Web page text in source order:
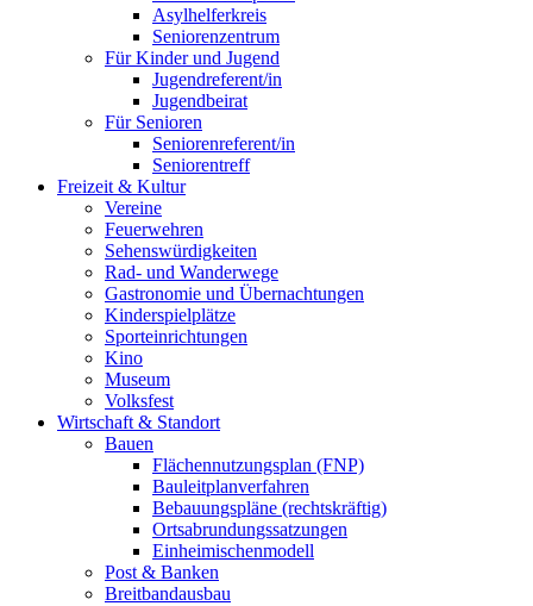
Asylhelferkreis
Seniorenzentrum
Für Kinder und Jugend
Jugendreferent/in
Jugendbeirat
Für Senioren
Seniorenreferent/in
Seniorentreff
Freizeit & Kultur
Vereine
Feuerwehren
Sehenswürdigkeiten
Rad- und Wanderwege
Gastronomie und Übernachtungen
Kinderspielplätze
Sporteinrichtungen
Kino
Museum
Volksfest
Wirtschaft & Standort
Bauen
Flächennutzungsplan (FNP)
Bauleitplanverfahren
Bebauungspläne (rechtskräftig)
Ortsabrundungssatzungen
Einheimischenmodell
Post & Banken
Breitbandausbau